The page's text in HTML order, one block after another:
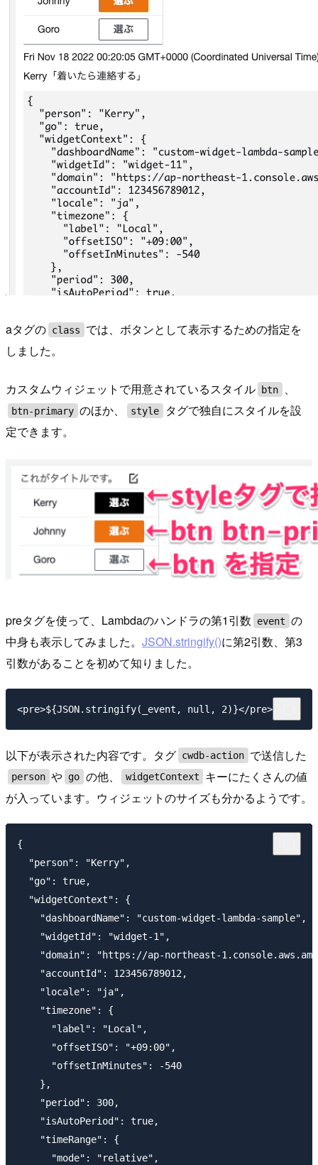
aタグの class
では、ボタンとして表示するための指定を
しました。
カスタムウィジェットで用意されているスタイル btn 、
btn-primary のほか、 style
タグで独自にスタイルを設
定できます。
preタグを使って、Lambdaのハンドラの第1引数 event の
中身も表示してみました。 JSON.stringify()に第2引数、第3
引数があることを初めて知りました。
以下が表示された内容です。タグ cwdb-action で送信した
person や go の他、 widgetContext
キーにたくさんの値
が入っています。ウィジェットのサイズも分かるようです。
{
  "person": "Kerry",
  "go": true,
  "widgetContext": {
    "dashboardName": "custom-widget-lambda-sample",
    "widgetId": "widget-1",
"domain": "https://ap-northeast-
    "accountId": 123456789012,
    "locale": "ja",
    "timezone": {
      "label": "Local",
      "offsetISO": "+09:00",
      "offsetInMinutes": -540
    },
    "period": 300,
    "isAutoPeriod": true,
    "timeRange": {
      "mode": "relative",